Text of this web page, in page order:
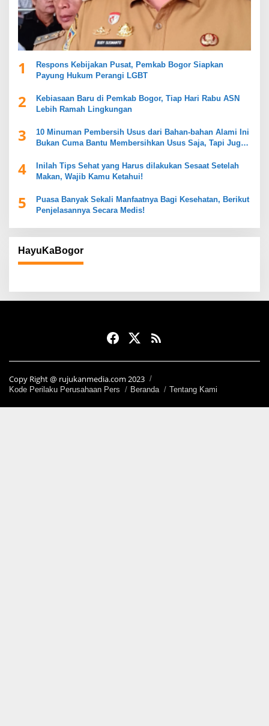
1
Respons Kebijakan Pusat, Pemkab Bogor Siapkan
Payung Hukum Perangi LGBT
2
Kebiasaan Baru di Pemkab Bogor, Tiap Hari Rabu ASN
Lebih Ramah Lingkungan
3
10 Minuman Pembersih Usus dari Bahan-bahan Alami Ini
Bukan Cuma Bantu Membersihkan Usus Saja, Tapi Juga
4
Inilah Tips Sehat yang Harus dilakukan Sesaat Setelah
Makan, Wajib Kamu Ketahui!
5
Puasa Banyak Sekali Manfaatnya Bagi Kesehatan, Berikut
Penjelasannya Secara Medis!
HayuKaBogor
Copy Right @ rujukanmedia.com 2023
Kode Perilaku Perusahaan Pers Beranda Tentang Kami